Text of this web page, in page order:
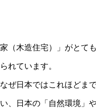
（木造住宅）」がとて
くは木質系で
ぜ日本ではこれほどま
、日本の「自然環境」